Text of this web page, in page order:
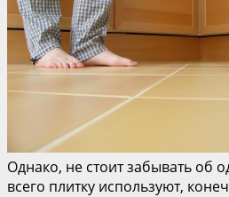
Однако, не стоит забывать об
всего плитку используют,